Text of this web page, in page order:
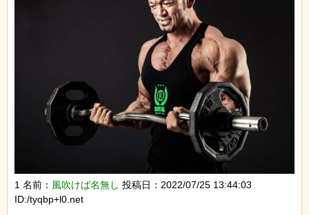
1 名前： 風吹けば名無し 投稿日：2022/07/25 13:44:03
ID:/tyqbp+l0.net